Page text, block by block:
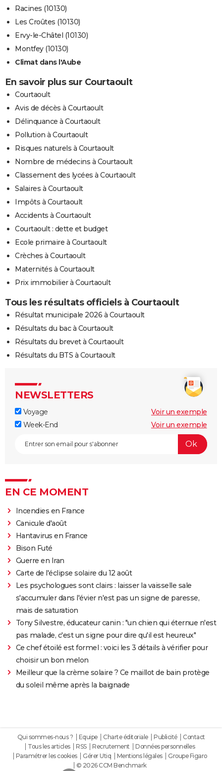
Racines (10130)
Les Croûtes (10130)
Ervy-le-Châtel (10130)
Montfey (10130)
Climat dans l'Aube
En savoir plus sur Courtaoult
Courtaoult
Avis de décès à Courtaoult
Délinquance à Courtaoult
Pollution à Courtaoult
Risques naturels à Courtaoult
Nombre de médecins à Courtaoult
Classement des lycées à Courtaoult
Salaires à Courtaoult
Impôts à Courtaoult
Accidents à Courtaoult
Courtaoult : dette et budget
Ecole primaire à Courtaoult
Crèches à Courtaoult
Maternités à Courtaoult
Prix immobilier à Courtaoult
Tous les résultats officiels à Courtaoult
Résultat municipale 2026 à Courtaoult
Résultats du bac à Courtaoult
Résultats du brevet à Courtaoult
Résultats du BTS à Courtaoult
NEWSLETTERS
Voyage
Voir un exemple
Week-End
Voir un exemple
EN CE MOMENT
Incendies en France
Canicule d'août
Hantavirus en France
Bison Futé
Guerre en Iran
Carte de l'éclipse solaire du 12 août
Les psychologues sont clairs : laisser la vaisselle sale
s'accumuler dans l'évier n'est pas un signe de paresse,
mais de saturation
Tony Silvestre, éducateur canin : "un chien qui éternue n'est
pas malade, c'est un signe pour dire qu'il est heureux"
Ce chef étoilé est formel : voici les 3 détails à vérifier pour
choisir un bon melon
Meilleur que la crème solaire ? Ce maillot de bain protège
du soleil même après la baignade
Qui sommes-nous ? Equipe Charte éditoriale Publicité
Contact
Tous les articles
RSS Recrutement
Données personnelles
Paramétrer les cookies
Gérer Utiq Mentions légales
Groupe Figaro
© 2026 CCM Benchmark